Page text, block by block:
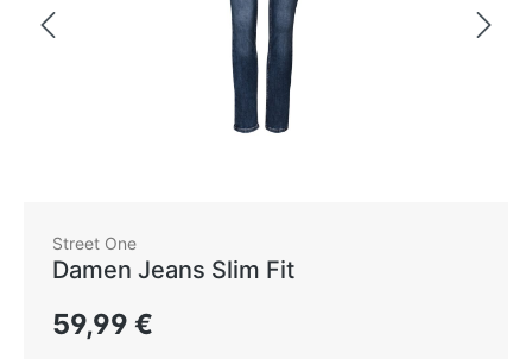
Street One
Damen Jeans Slim Fit
Regulärer Preis:
59,99 €